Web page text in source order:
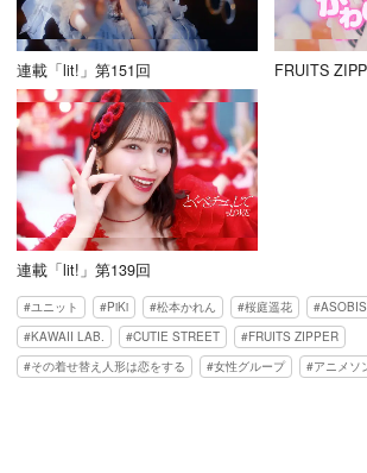
連載「lit!」第151回 FRUITS
連載「lit!」第139回
ユニット PiKi 松本かれん 桜庭遥花
KAWAII LAB.
CUTIE STREET
FRUITS ZIPPER
その着せ替え人形は恋をする
女性グループ アニメソ